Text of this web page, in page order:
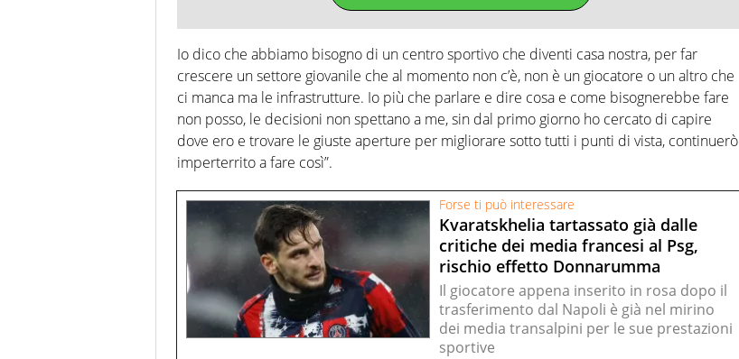
Io dico che abbiamo bisogno di un centro sportivo che diventi casa nostra, per far
crescere un settore giovanile che al momento non c’è, non è un giocatore o un altro che
ci manca ma le infrastrutture. Io più che parlare e dire cosa e come bisognerebbe fare
non posso, le decisioni non spettano a me, sin dal primo giorno ho cercato di capire
dove ero e trovare le giuste aperture per migliorare sotto tutti i punti di vista, continuerò
imperterrito a fare così”.
Forse ti può interessare
Kvaratskhelia tartassato già dalle
critiche dei media francesi al Psg,
rischio effetto Donnarumma
Il giocatore appena inserito in rosa dopo il
trasferimento dal Napoli è già nel mirino
dei media transalpini per le sue prestazioni
sportive